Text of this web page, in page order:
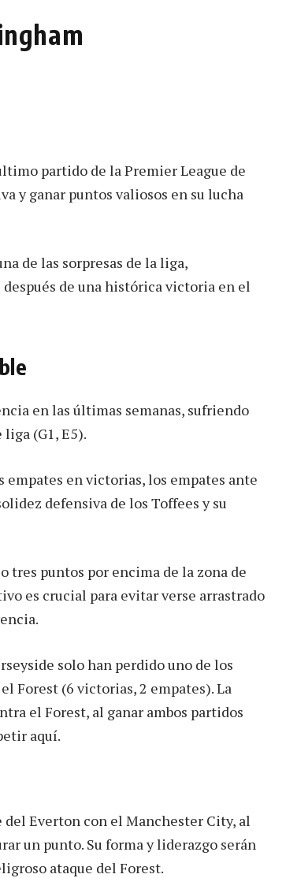
partido de la Premier League de
y ganar puntos valiosos en su lucha
de las sorpresas de la liga,
de una histórica victoria en el
en las últimas semanas, sufriendo
(G1, E5).
en victorias, los empates ante
defensiva de los Toffees y su
tres puntos por encima de la zona de
es crucial para evitar verse arrastrado
solo han perdido uno de los
Forest (6 victorias, 2 empates). La
el Forest, al ganar ambos partidos
aquí.
Everton con el Manchester City, al
un punto. Su forma y liderazgo serán
ataque del Forest.